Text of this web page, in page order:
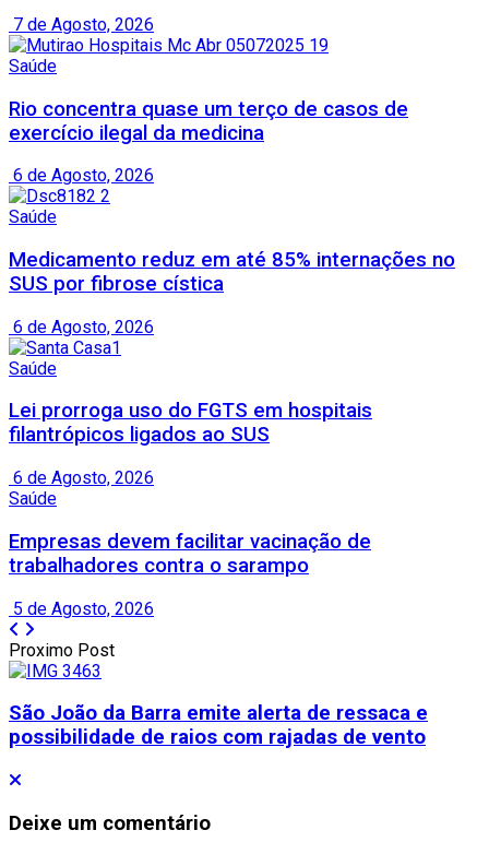
7 de Agosto, 2026
Saúde
Rio concentra quase um terço de casos de
exercício ilegal da medicina
6 de Agosto, 2026
Saúde
Medicamento reduz em até 85% internações no
SUS por fibrose cística
6 de Agosto, 2026
Saúde
Lei prorroga uso do FGTS em hospitais
filantrópicos ligados ao SUS
6 de Agosto, 2026
Saúde
Empresas devem facilitar vacinação de
trabalhadores contra o sarampo
5 de Agosto, 2026
Proximo Post
São João da Barra emite alerta de ressaca e
possibilidade de raios com rajadas de vento
Deixe um comentário